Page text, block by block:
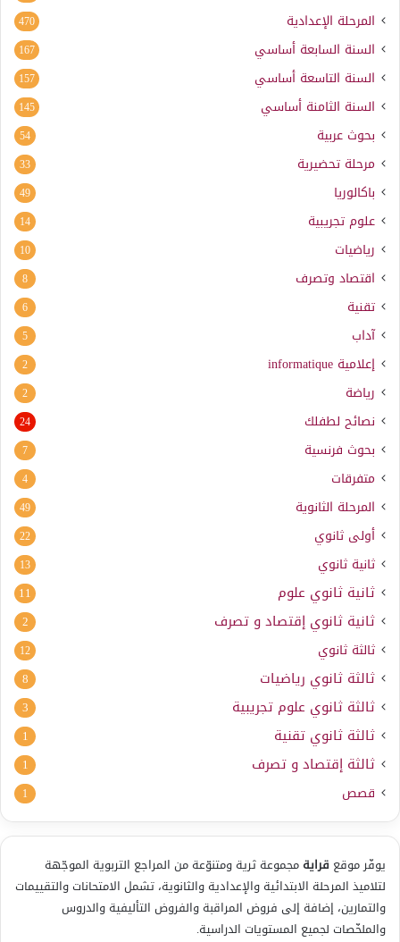
المرحلة الإعدادية 470
السنة السابعة أساسي 167
السنة التاسعة أساسي 157
السنة الثامنة أساسي 145
بحوث عربية 54
مرحلة تحضيرية 33
باكالوريا 49
علوم تجريبية 14
رياضيات 10
اقتصاد وتصرف 8
تقنية 6
آداب 5
إعلامية informatique
2
رياضة 2
نصائح لطفلك 24
بحوث فرنسية 7
متفرقات 4
المرحلة الثانوية 49
أولى ثانوي 22
ثانية ثانوي 13
ثانية ثانوي علوم 11
ثانية ثانوي إقتصاد و تصرف 2
ثالثة ثانوي 12
ثالثة ثانوي رياضيات 8
ثالثة ثانوي علوم تجريبية 3
ثالثة ثانوي تقنية 1
ثالثة إقتصاد و تصرف 1
قصص 1
يوفّر موقع قرايةمجموعة ثرية ومتنوّعة من المراجع التربوية الموجّهة
لتلاميذ المرحلة الابتدائية والإعدادية والثانوية، تشمل الامتحانات والتقييمات
والتمارين، إضافة إلى فروض المراقبة والفروض التأليفية والدروس
والملخّصات لجميع المستويات الدراسية.